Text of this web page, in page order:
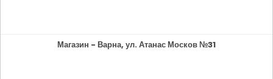
Магазин - Варна, ул. Атанас Москов №31